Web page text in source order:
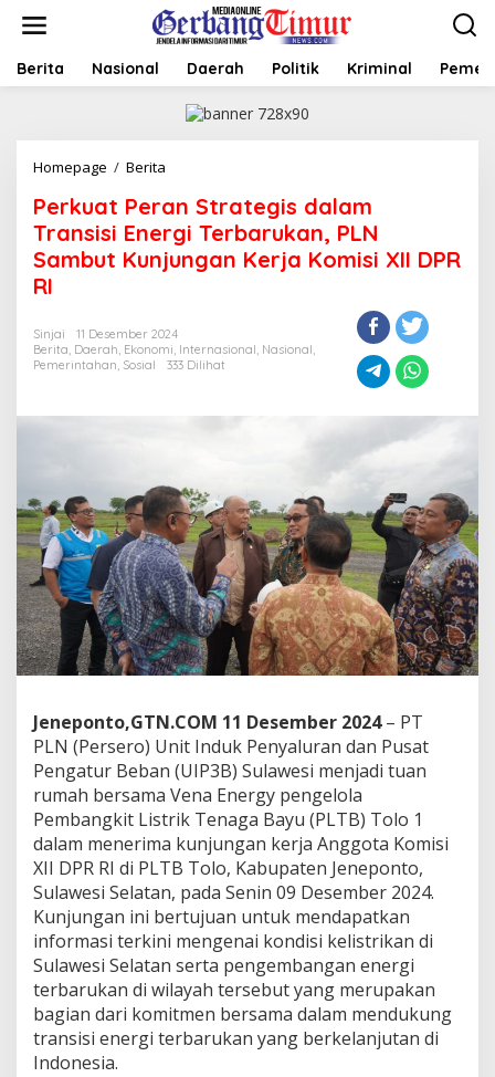
t
Berita Nasional Daerah Politik Kriminal
Homepage / Berita
r
k
u
a
e
r
a
t
e
g
i
s
d
a
l
a
m
a
n
s
i
s
i
E
n
r
g
i
T
e
r
b
a
Perkuat Peran Strategis dalam
Transisi Energi Terbarukan, PLN
Sambut Kunjungan Kerja Komisi XII DPR
RI
Sinjai
11 Desember 2024
Berita, Daerah, Ekonomi, Internasional, Nasional,
Pemerintahan, Sosial 333 Dilihat
Jeneponto,GTN.COM 11 Desember 2024– PT
PLN (Persero) Unit Induk Penyaluran dan Pusat
Pengatur Beban (UIP3B) Sulawesi menjadi tuan
rumah bersama Vena Energy pengelola
Pembangkit Listrik Tenaga Bayu (PLTB) Tolo 1
dalam menerima kunjungan kerja Anggota Komisi
XII DPR RI di PLTB Tolo, Kabupaten Jeneponto,
Sulawesi Selatan, pada Senin 09 Desember 2024.
Kunjungan ini bertujuan untuk mendapatkan
informasi terkini mengenai kondisi kelistrikan di
Sulawesi Selatan serta pengembangan energi
terbarukan di wilayah tersebut yang merupakan
bagian dari komitmen bersama dalam mendukung
transisi energi terbarukan yang berkelanjutan di
Indonesia.